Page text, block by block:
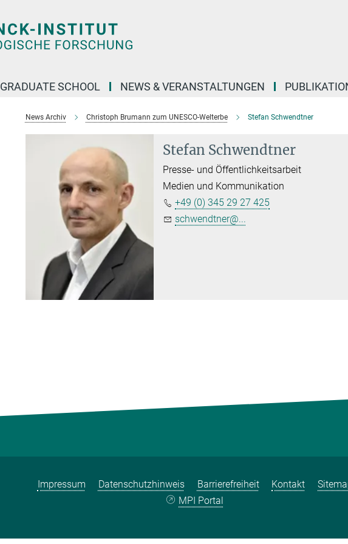
GRADUATE SCHOOL NEWS & VERANSTALTUNGEN
News Archiv Christoph Brumann zum UNESCO-Welterbe Stefan Schwendtner
Stefan Schwendtner
Presse- und Öffentlichkeitsarbeit
Medien und Kommunikation
+49 (0) 345 29 27 425
schwendtner@...
Impressum Datenschutzhinweis Barrierefreiheit Kontakt
MPI Portal